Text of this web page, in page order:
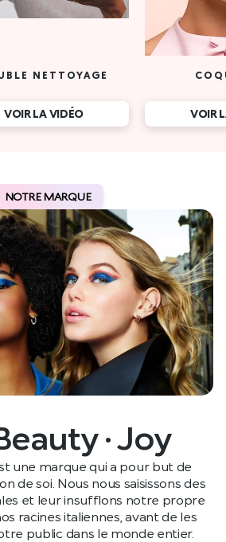
NETTOYAGE
VOIR LA VIDÉO VOIR
NOTRE MARQUE
· Joy
une marque qui a pour but de
de soi. Nous nous saisissons des
et leur insufflons notre propre
racines italiennes, avant de les
public dans le monde entier.